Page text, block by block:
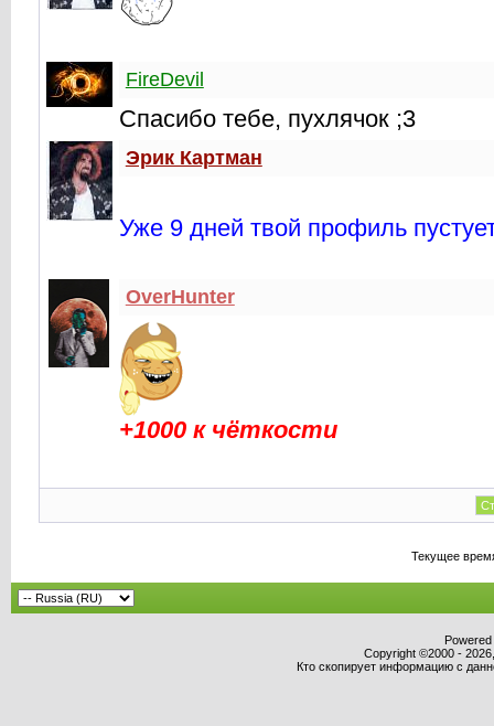
FireDevil
Спасибо тебе, пухлячок ;3
Эрик Картман
Уже 9 дней твой профиль
OverHunter
+1000 к чёткости
Текущее
Copyright ©2000 -
Кто скопирует информацию с